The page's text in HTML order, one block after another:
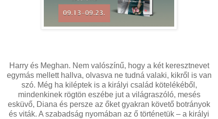
Harry és Meghan. Nem valószínű, hogy a két keresztnevet
egymás mellett hallva, olvasva ne tudná valaki, kikről is van
szó. Még ha kiléptek is a királyi család kötelékéből,
mindenkinek rögtön eszébe jut a világraszóló, mesés
esküvő, Diana és persze az őket gyakran követő botrányok
és viták. A szabadság nyomában az ő történetük – a királyi